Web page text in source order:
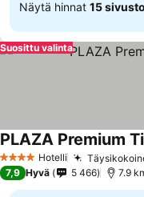
Näytä hinnat 15
Suosittu valinta
4 Tähtiluokitus
Hotelli
PLAZA Premium
7,9 Hyvä 5 466 7.9